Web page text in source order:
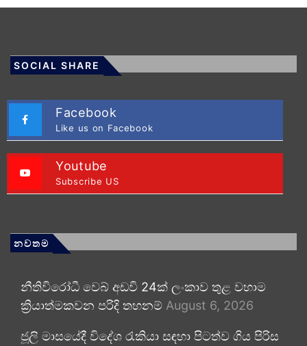
SOCIAL SHARE
Facebook
Like us on Facebook
Youtube
Subscribe US
නවතම
නීතිවිරෝධී වෙබ් අඩවි 24ක් ලංකාව තුළ වහාම
ක්‍රියාත්මකවන පරිදි තහනම් August 6, 2026
ජූලි මාසයේදී විදේශ රැකියා සඳහා පිටත්ව ගිය පිරිස